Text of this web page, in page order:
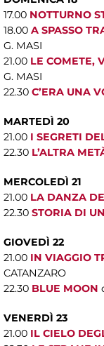
17.00 NOTTURNO
18.00 A SPASSO
G. MASI
21.00 LE COMETE,
G. MASI
22.30 C’ERA UNA
MARTEDÌ 20
21.00 I SEGRETI
22.30 L’ALTRA
MERCOLEDÌ 21
21.00 LA DANZA
22.30 STORIA DI
GIOVEDÌ 22
21.00 IN VIAGGIO
CATANZARO
22.30 BLUE MOON
VENERDÌ 23
21.00 IL CIELO